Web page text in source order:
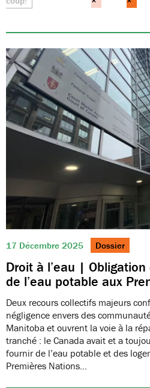
17 Décembre 2025 Dossier
Droit à l’eau |
de l’eau potable aux
Deux recours collectifs majeurs
négligence envers des
Manitoba et ouvrent la voie à la
tranché : le Canada avait et a
fournir de l’eau potable et des
Premières Nations…